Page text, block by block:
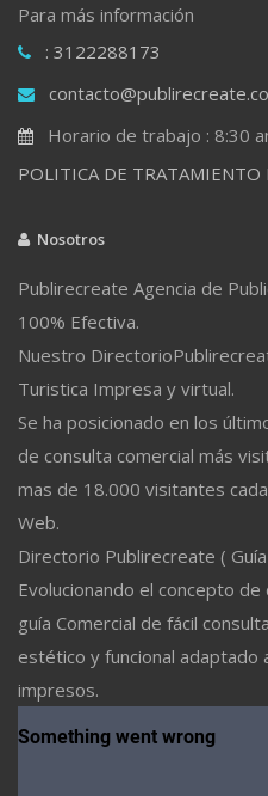
Para más información
: 3122288173
Horario de trabajo : 8:30
POLITICA DE TRATAMIENTO
Nosotros
Publirecreate Agencia de
100% Efectiva.
Nuestro
Turistica Impresa y virtual.
Se ha posicionado en los
de consulta comercial más
mas de 18.000 visitantes
Web.
Directorio Publirecreate (
Evolucionando el concepto
guía Comercial de fácil
estético y funcional adaptado
impresos.